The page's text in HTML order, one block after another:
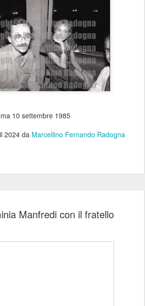
10 settembre 1985
2024da Marcellino Fernando Radogna
Manfredi con il fratello